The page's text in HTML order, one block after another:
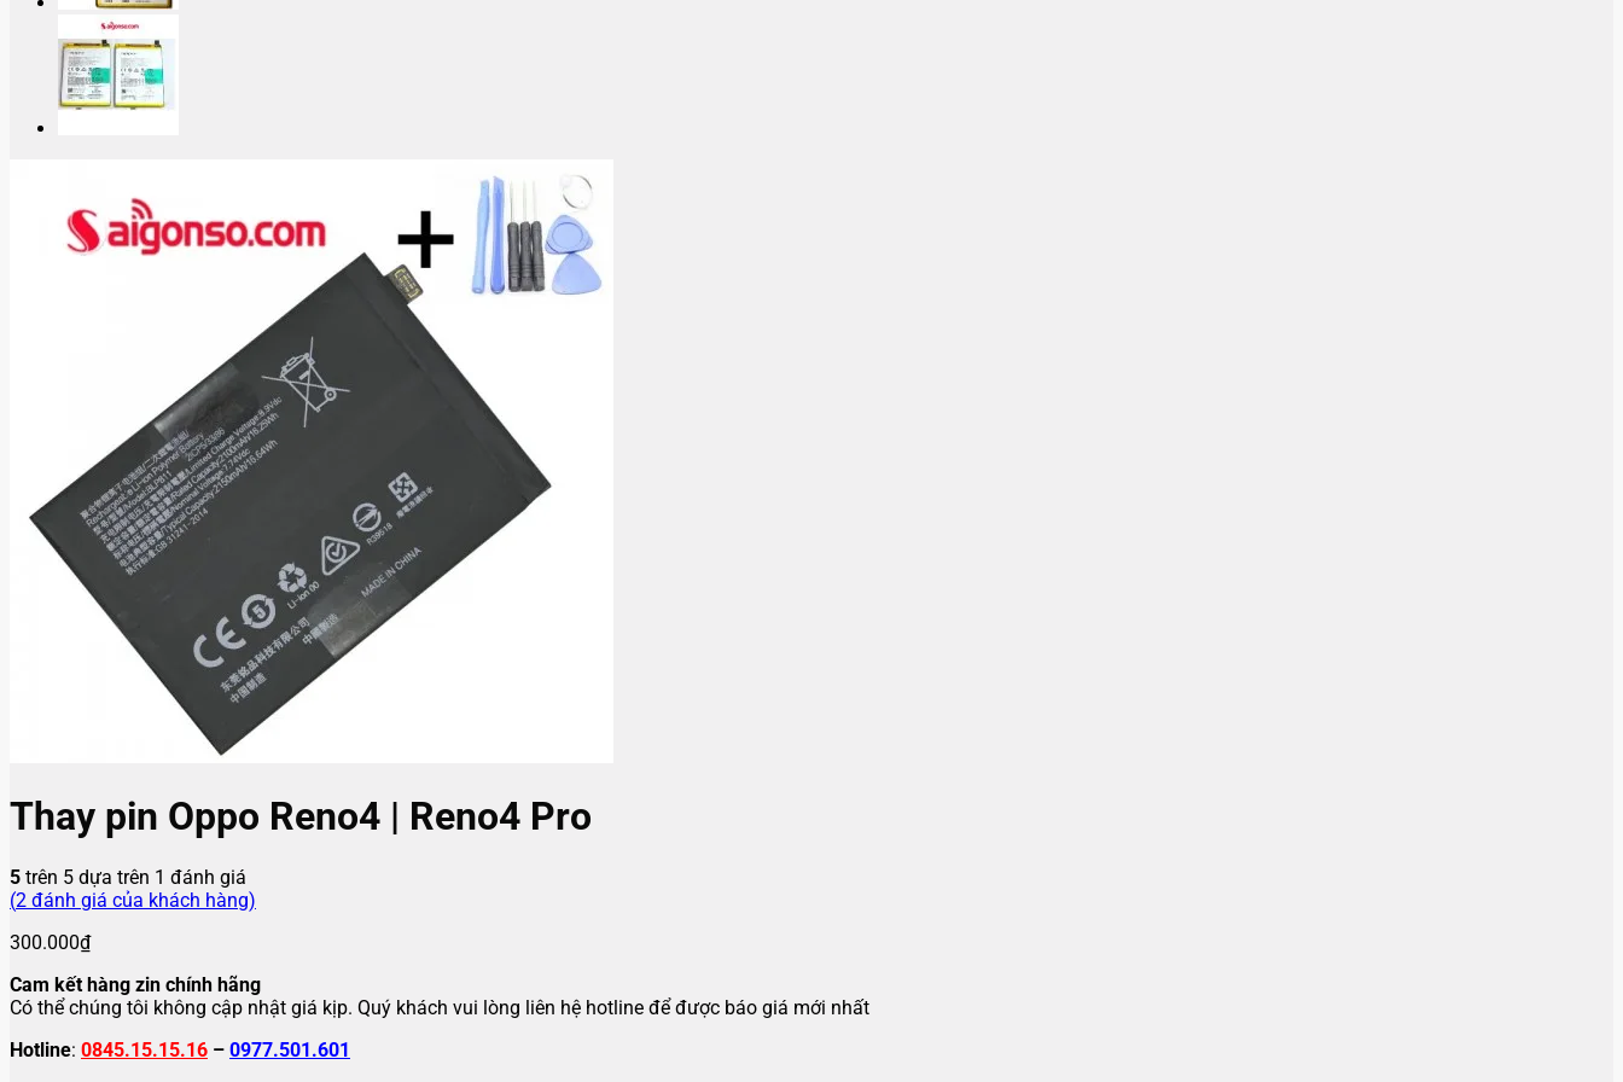
Thay pin Oppo Reno4 | Reno4 Pro
5 trên 5 dựa trên 1 đánh giá
(2 đánh giá của khách hàng)
300.000₫
Cam kết hàng zin chính hãng
Có thể chúng tôi không cập nhật giá kịp. Quý khách vui lòng liên hệ hotline để được báo giá mới nhất
Hotline: 0845.15.15.16 – 0977.501.601